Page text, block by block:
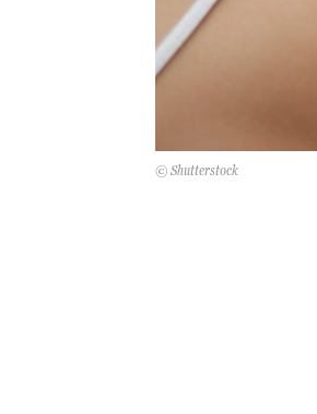
© Shutterstock